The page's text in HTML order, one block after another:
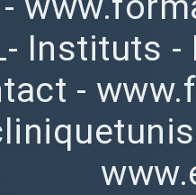
- Instituts -
-